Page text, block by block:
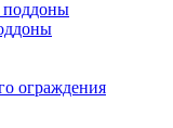
ограждения